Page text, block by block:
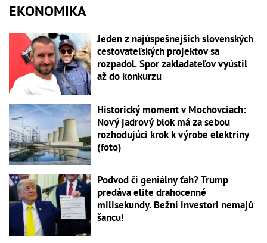
EKONOMIKA
Jeden z najúspešnejších slovenských
cestovateľských projektov sa
rozpadol. Spor zakladateľov vyústil
až do konkurzu
Historický moment v Mochovciach:
Nový jadrový blok má za sebou
rozhodujúci krok k výrobe elektriny
(foto)
Podvod či geniálny ťah? Trump
predáva elite drahocenné
milisekundy. Bežní investori nemajú
šancu!